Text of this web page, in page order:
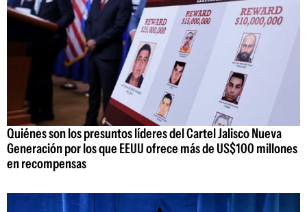
Quiénes son los presuntos líderes del Cartel Jalisco Nueva
Generación por los que EEUU ofrece más de US$100 millones
en recompensas